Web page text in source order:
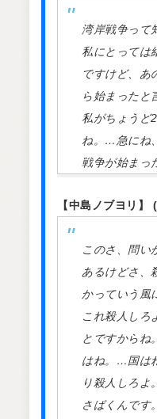
湾岸戦争って
私にとっては
ですけど、あ
ら始まったと
私がちょうど
ね。…急にね
戦争が始まっ
【中島ノブヨリ
このさ、問い
あるけどさ、
かっていう風
これ殺人しろ
とですからね
はね。…国は
り殺人しろよ
さばくんです